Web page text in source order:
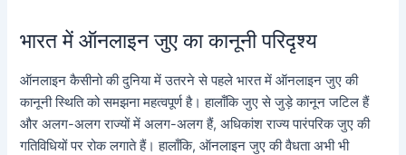
भारत में ऑनलाइन जुए का कानूनी परिदृश्य
ऑनलाइन कैसीनो की दुनिया में उतरने से पहले भारत में ऑनलाइन जुए की
कानूनी स्थिति को समझना महत्वपूर्ण है। हालाँकि जुए से जुड़े कानून जटिल हैं
और अलग-अलग राज्यों में अलग-अलग हैं, अधिकांश राज्य पारंपरिक जुए की
गतिविधियों पर रोक लगाते हैं। हालाँकि, ऑनलाइन जुए की वैधता अभी भी